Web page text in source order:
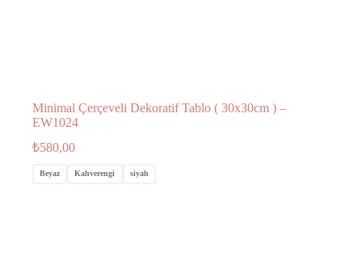
Minimal Çerçeveli Dekoratif Tablo ( 30x30cm ) –
EW1024
₺580,00
Beyaz Kahverengi siyah